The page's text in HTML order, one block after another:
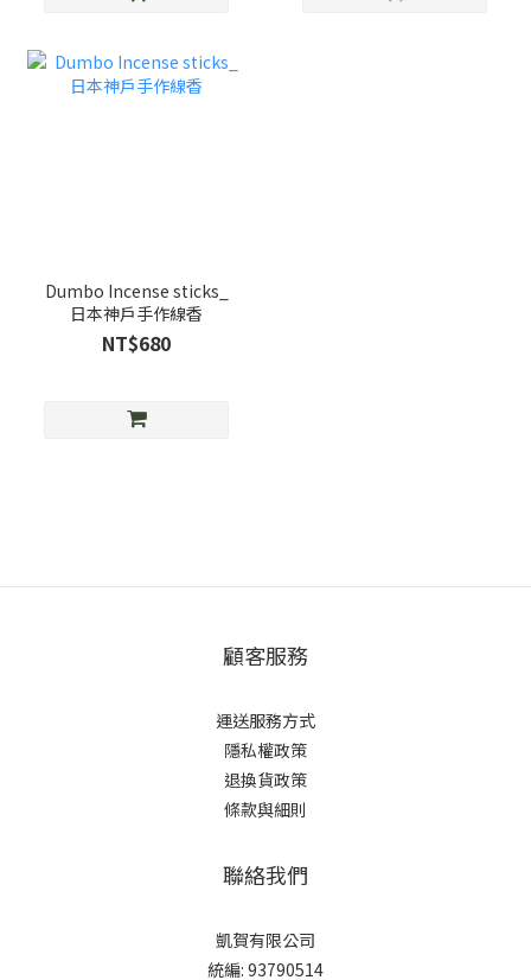
Dumbo Incense sticks_
日本神戶手作線香
NT$680
顧客服務
運送服務方式
隱私權政策
退換貨政策
條款與細則
聯絡我們
凱賀有限公司
統編: 93790514